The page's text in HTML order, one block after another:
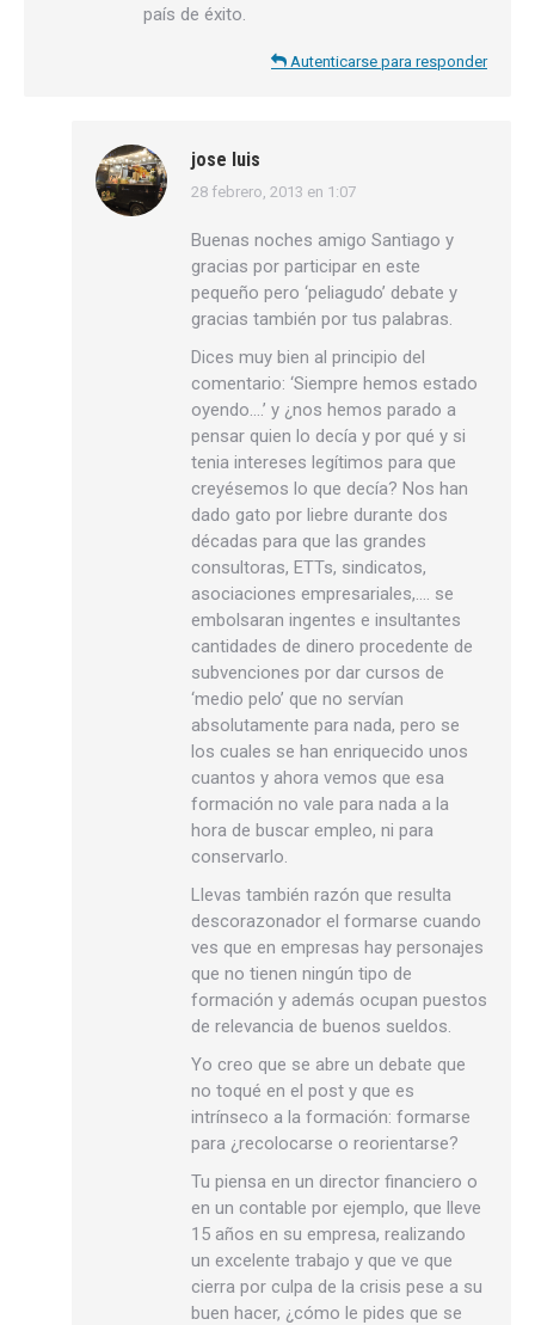
país de éxito.
Autenticarse para responder
jose luis
dice:
28 febrero, 2013 en 1:07
Buenas noches amigo Santiago y
gracias por participar en este
pequeño pero ‘peliagudo’ debate y
gracias también por tus palabras.
Dices muy bien al principio del
comentario: ‘Siempre hemos estado
oyendo….’ y ¿nos hemos parado a
pensar quien lo decía y por qué y si
tenia intereses legítimos para que
creyésemos lo que decía? Nos han
dado gato por liebre durante dos
décadas para que las grandes
consultoras, ETTs, sindicatos,
asociaciones empresariales,…. se
embolsaran ingentes e insultantes
cantidades de dinero procedente de
subvenciones por dar cursos de
‘medio pelo’ que no servían
absolutamente para nada, pero se
los cuales se han enriquecido unos
cuantos y ahora vemos que esa
formación no vale para nada a la
hora de buscar empleo, ni para
conservarlo.
Llevas también razón que resulta
descorazonador el formarse cuando
ves que en empresas hay personajes
que no tienen ningún tipo de
formación y además ocupan puestos
de relevancia de buenos sueldos.
Yo creo que se abre un debate que
no toqué en el post y que es
intrínseco a la formación: formarse
para ¿recolocarse o reorientarse?
Tu piensa en un director financiero o
en un contable por ejemplo, que lleve
15 años en su empresa, realizando
un excelente trabajo y que ve que
cierra por culpa de la crisis pese a su
buen hacer, ¿cómo le pides que se